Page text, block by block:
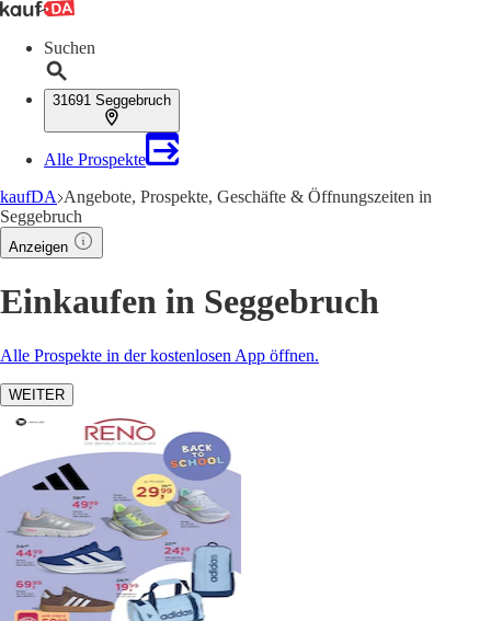
Suchen
31691 Seggebruch
Alle Prospekte
kaufDA Angebote, Prospekte, Geschäfte & Öffnungszeiten in
Seggebruch
Anzeigen
Einkaufen in Seggebruch
Alle Prospekte in der kostenlosen App öffnen.
WEITER